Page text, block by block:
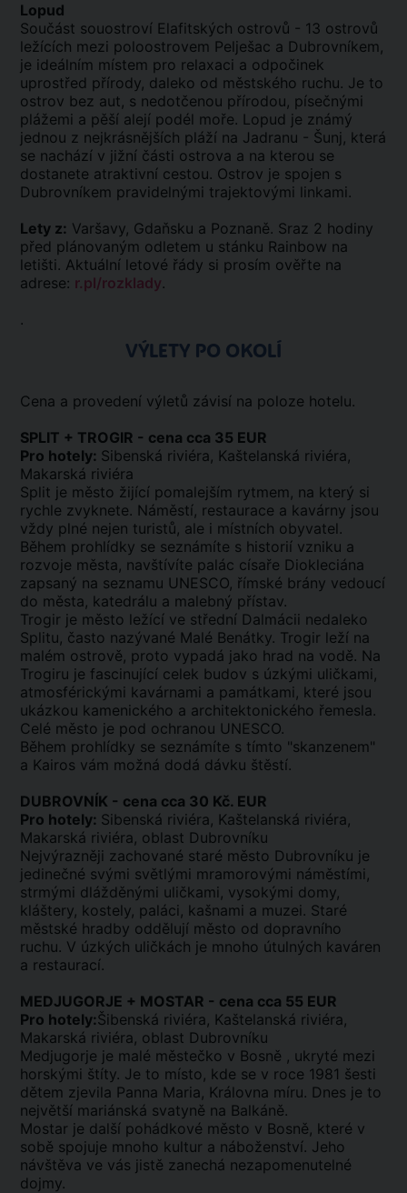
Lopud
Součást souostroví Elafitských ostrovů - 13 ostrovů
ležících mezi poloostrovem Pelješac a Dubrovníkem,
je ideálním místem pro relaxaci a odpočinek
uprostřed přírody, daleko od městského ruchu. Je to
ostrov bez aut, s nedotčenou přírodou, písečnými
plážemi a pěší alejí podél moře. Lopud je známý
jednou z nejkrásnějších pláží na Jadranu - Šunj, která
se nachází v jižní části ostrova a na kterou se
dostanete atraktivní cestou. Ostrov je spojen s
Dubrovníkem pravidelnými trajektovými linkami.
Lety z: Varšavy, Gdaňsku a Poznaně. Sraz 2 hodiny
před plánovaným odletem u stánku Rainbow na
letišti. Aktuální letové řády si prosím ověřte na
adrese: r.pl/rozklady.
.
VÝLETY PO OKOLÍ
Cena a provedení výletů závisí na poloze hotelu.
SPLIT + TROGIR - cena cca 35 EUR
Pro hotely: Sibenská riviéra, Kaštelanská riviéra,
Makarská riviéra
Split je město žijící pomalejším rytmem, na který si
rychle zvyknete. Náměstí, restaurace a kavárny jsou
vždy plné nejen turistů, ale i místních obyvatel.
Během prohlídky se seznámíte s historií vzniku a
rozvoje města, navštívíte palác císaře Diokleciána
zapsaný na seznamu UNESCO, římské brány vedoucí
do města, katedrálu a malebný přístav.
Trogir je město ležící ve střední Dalmácii nedaleko
Splitu, často nazývané Malé Benátky. Trogir leží na
malém ostrově, proto vypadá jako hrad na vodě. Na
Trogiru je fascinující celek budov s úzkými uličkami,
atmosférickými kavárnami a památkami, které jsou
ukázkou kamenického a architektonického řemesla.
Celé město je pod ochranou UNESCO.
Během prohlídky se seznámíte s tímto "skanzenem"
a Kairos vám možná dodá dávku štěstí.
DUBROVNÍK - cena cca 30 Kč. EUR
Pro hotely: Sibenská riviéra, Kaštelanská riviéra,
Makarská riviéra, oblast Dubrovníku
Nejvýrazněji zachované staré město Dubrovníku je
jedinečné svými světlými mramorovými náměstími,
strmými dlážděnými uličkami, vysokými domy,
kláštery, kostely, paláci, kašnami a muzei. Staré
městské hradby oddělují město od dopravního
ruchu. V úzkých uličkách je mnoho útulných kaváren
a restaurací.
MEDJUGORJE + MOSTAR - cena cca 55 EUR
Pro hotely:Šibenská riviéra, Kaštelanská riviéra,
Makarská riviéra, oblast Dubrovníku
Medjugorje je malé městečko v Bosně , ukryté mezi
horskými štíty. Je to místo, kde se v roce 1981 šesti
dětem zjevila Panna Maria, Královna míru. Dnes je to
největší mariánská svatyně na Balkáně.
Mostar je další pohádkové město v Bosně, které v
sobě spojuje mnoho kultur a náboženství. Jeho
návštěva ve vás jistě zanechá nezapomenutelné
dojmy.